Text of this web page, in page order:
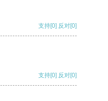
支持[0] 反对[0]
支持[0] 反对[0]